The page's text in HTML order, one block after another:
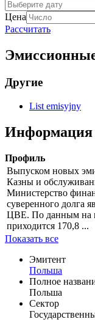
Цена
Рассчитать
Другие
List emisyjny
Информация
Профиль
Выпуском новых
Казны и
Министерство
суверенного долга
ЦВЕ. По данным на
приходится 170,8 ...
Показать все
Эмитент
Польша
Полное
Польша
Сектор